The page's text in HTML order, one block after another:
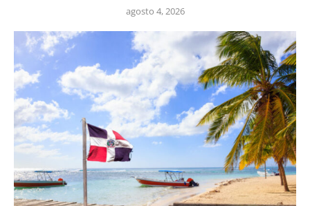
agosto 4, 2026